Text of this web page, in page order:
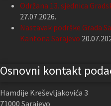
Održana 13. sjednica
27.07.2026.
Nastavak podrške Grada
Kantona Sarajevo
Osnovni kontakt
Hamdije Kreševljakovića 3
71000 Sarajevo